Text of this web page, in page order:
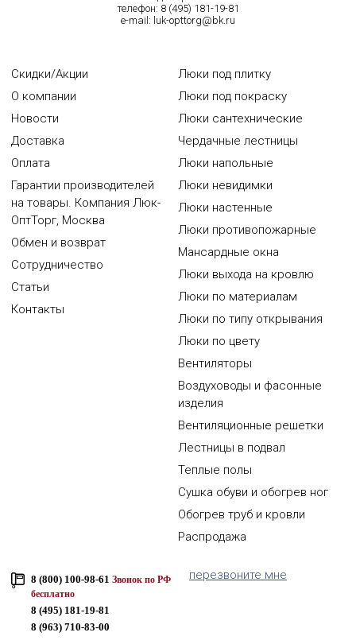
телефон: 8 (495) 181-19-81
e-mail: luk-opttorg@bk.ru
Скидки/Акции
О компании
Новости
Доставка
Оплата
Гарантии производителей
на товары. Компания Люк-
ОптТорг, Москва
Обмен и возврат
Сотрудничество
Статьи
Контакты
Люки под плитку
Люки под покраску
Люки сантехнические
Чердачные лестницы
Люки напольные
Люки невидимки
Люки настенные
Люки противопожарные
Мансардные окна
Люки выхода на кровлю
Люки по материалам
Люки по типу открывания
Люки по цвету
Вентиляторы
Воздуховоды и фасонные
изделия
Вентиляционные решетки
Лестницы в подвал
Теплые полы
Сушка обуви и обогрев ног
Обогрев труб и кровли
Распродажа
8 (800) 100-98-61 Звонок по РФ
бесплатно
8 (495) 181-19-81
8 (963) 710-83-00
перезвоните мне